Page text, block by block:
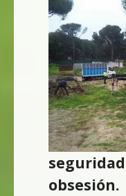
obsesión.